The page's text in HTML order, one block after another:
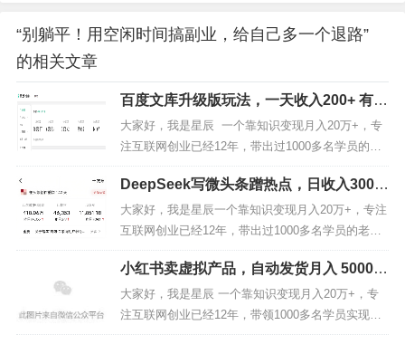
君子爱财，取之有道，很多人认为，现在互联网挣钱
很容易，但现实却并非人人都容易。赚钱，从来都不是一
件很容易的事情，副业项目不可能像你想的那样，事儿
少，不投资就能赚大钱，这也是为什么很多人被割韭菜的
原因，谁不想轻松赚快钱，谁又愿意承担风险？副业项目
没有十全十美的，一篇反映真实情况的文章，胜过你在网
“别躺平！用空闲时间搞副业，给自己多一个退路”
的相关文章
百度文库升级版玩法，一天收入200+ 有手
就能做！
大家好，我是星辰 一个靠知识变现月入20万+，专
注互联网创业已经12年，带出过1000多名学员的老
司机，如果你对我还不够了解的，可以看看下面这
篇文章，我会告诉你，我是如何从负债20多万，后
来，靠知识变现成功翻身上岸的！做知识变现3年，
7个月还清200万负债，赚钱的方法很重要！今天咱
们就再...
DeepSeek写微头条蹭热点，日收入300-5
00+的详细
大家好，我是星辰一个靠知识变现月入20万+，专注
互联网创业已经12年，带出过1000多名学员的老司
机，如果你对我还不够了解的，可以看看下面这篇
文章，我会告诉你，我是如何从负债20多万，后
来，靠知识变现成功翻身上岸的！做知识变现3年，
7个月还清208万负债，赚钱的方法很重要！我的一
位小学同学，去年还在...
小红书卖虚拟产品，自动发货月入 5000
+，4 步实操拆解（附零成本启动指南）
大家好，我是星辰 一个靠知识变现月入20万+，专
注互联网创业已经12年，带领1000多名学员实现月
入10万+，如果你对我还不够了解的，可以看看下面